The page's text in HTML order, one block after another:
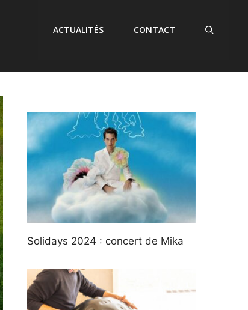
ACTUALITÉS CONTACT
Solidays 2024 : concert de Mika